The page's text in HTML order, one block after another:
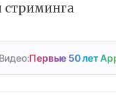
стриминга
Первые 50 лет